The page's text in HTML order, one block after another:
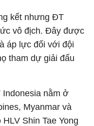
kết nhưng ĐT
vô địch. Đây được
áp lực đối với đội
tham dự giải đấu
Indonesia nằm ở
Myanmar và
Shin Tae Yong